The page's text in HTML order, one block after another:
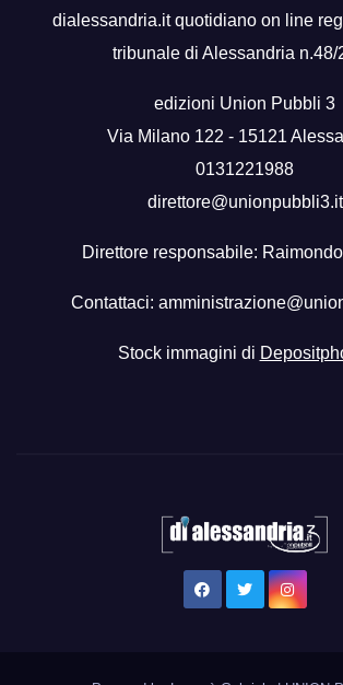
dialessandria.it quotidiano on line
tribunale di Alessandria n.48/
edizioni Union Pubbli 3
Via Milano 122 - 15121
0131221988
direttore@unionpubbli3.it
Direttore responsabile:
Contattaci:
Stock immagini di